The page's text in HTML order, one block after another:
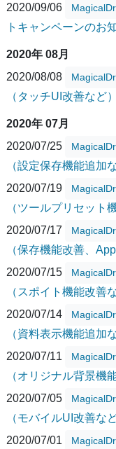
2020/09/06
トキャンペーンのお
2020年 08月
2020/08/08
（タッチUI改善など）
2020年 07月
2020/07/25
（設定保存機能追加
2020/07/19
（ツールプリセット
2020/07/17
（保存機能改善、
2020/07/15
（スポイト機能改善
2020/07/14
（資料表示機能追加
2020/07/11
（オリジナル背景機
2020/07/05
（モバイルUI改善など
2020/07/01